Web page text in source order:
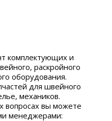
комплектующих и
раскройного
оборудования.
для швейного
механиков.
вопросах вы можете
менеджерами: